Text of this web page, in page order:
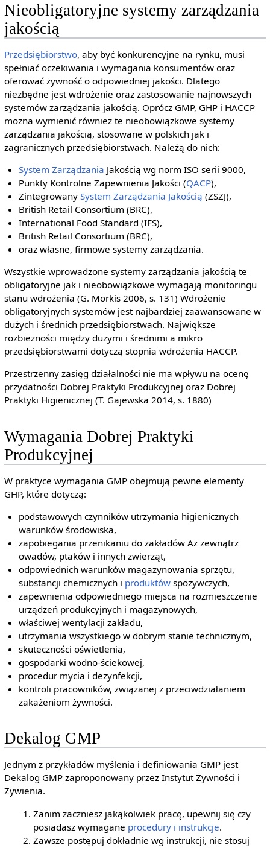
Nieobligatoryjne systemy zarządzania
jakością
Przedsiębiorstwo, aby być konkurencyjne na rynku, musi
spełniać oczekiwania i wymagania konsumentów oraz
oferować żywność o odpowiedniej jakości. Dlatego
niezbędne jest wdrożenie oraz zastosowanie najnowszych
systemów zarządzania jakością. Oprócz GMP, GHP i HACCP
można wymienić również te nieobowiązkowe systemy
zarządzania jakością, stosowane w polskich jak i
zagranicznych przedsiębiorstwach. Należą do nich:
System Zarządzania Jakością wg norm ISO serii 9000,
Punkty Kontrolne Zapewnienia Jakości (QACP),
ZintegrowanySystem Zarządzania Jakością (ZSZJ),
British Retail Consortium (BRC),
International Food Standard (IFS),
British Retail Consortium (BRC),
oraz własne, firmowe systemy zarządzania.
Wszystkie wprowadzone systemy zarządzania jakością te
obligatoryjne jak i nieobowiązkowe wymagają monitoringu
stanu wdrożenia (G. Morkis 2006, s. 131) Wdrożenie
obligatoryjnych systemów jest najbardziej zaawansowane w
dużych i średnich przedsiębiorstwach. Największe
rozbieżności między dużymi i średnimi a mikro
przedsiębiorstwami dotyczą stopnia wdrożenia HACCP.
Przestrzenny zasięg działalności nie ma wpływu na ocenę
przydatności Dobrej Praktyki Produkcyjnej oraz Dobrej
Praktyki Higienicznej (T. Gajewska 2014, s. 1880)
Wymagania Dobrej Praktyki
Produkcyjnej
W praktyce wymagania GMP obejmują pewne elementy
GHP, które dotyczą:
podstawowych czynników utrzymania higienicznych
warunków środowiska,
zapobiegania przenikaniu do zakładów Az zewnątrz
owadów, ptaków i innych zwierząt,
odpowiednich warunków magazynowania sprzętu,
substancji chemicznych i produktów spożywczych,
zapewnienia odpowiedniego miejsca na rozmieszczenie
urządzeń produkcyjnych i magazynowych,
właściwej wentylacji zakładu,
utrzymania wszystkiego w dobrym stanie technicznym,
skuteczności oświetlenia,
gospodarki wodno-ściekowej,
procedur mycia i dezynfekcji,
kontroli pracowników, związanej z przeciwdziałaniem
zakażeniom żywności.
Dekalog GMP
Jednym z przykładów myślenia i definiowania GMP jest
Dekalog GMP zaproponowany przez Instytut Żywności i
Żywienia.
Zanim zaczniesz jakąkolwiek pracę, upewnij się czy
posiadasz wymagane procedury i instrukcje.
Zawsze postępuj dokładnie wg instrukcji, nie stosuj